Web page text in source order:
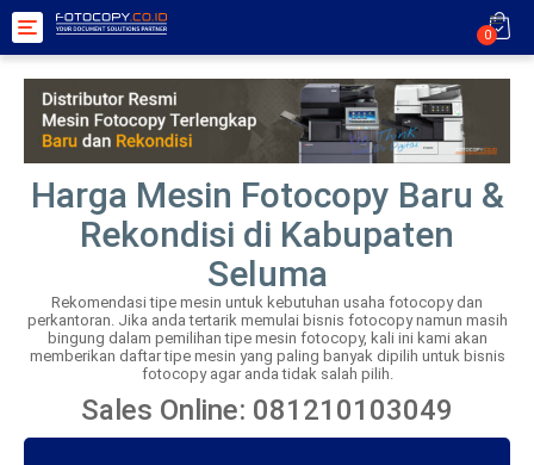
Toggle
navigation
0
Harga Mesin Fotocopy Baru &
Rekondisi di Kabupaten
Seluma
Rekomendasi tipe mesin untuk kebutuhan usaha fotocopy dan
perkantoran. Jika anda tertarik memulai bisnis fotocopy namun masih
bingung dalam pemilihan tipe mesin fotocopy, kali ini kami akan
memberikan daftar tipe mesin yang paling banyak dipilih untuk bisnis
fotocopy agar anda tidak salah pilih.
Sales Online: 081210103049